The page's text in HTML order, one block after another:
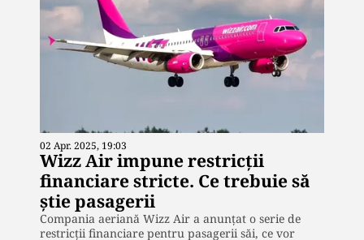
02 Apr. 2025, 19:03
Wizz Air impune restricții
financiare stricte. Ce trebuie să
știe pasagerii
Compania aeriană Wizz Air a anunțat o serie de
restricții financiare pentru pasagerii săi, ce vor